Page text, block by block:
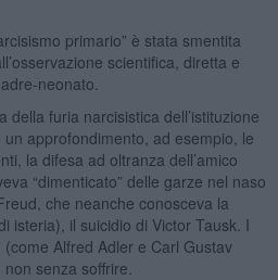
primario” è stata smentita
scientifica, diretta e
neonato.
della furia narcisistica dell’istituzione
approfondimento, ad esempio, le
la difesa ad oltranza dell’amico
“dimenticato” delle garze nel naso
che neanche conosceva la
isteria), il suicidio di Victor Tausk. I
(come Alfred Adler e Carl Gustav
senza soffrire.